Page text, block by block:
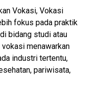
Vokasi, Vokasi
fokus pada praktik
bidang studi atau
menawarkan
industri tertentu,
pariwisata,